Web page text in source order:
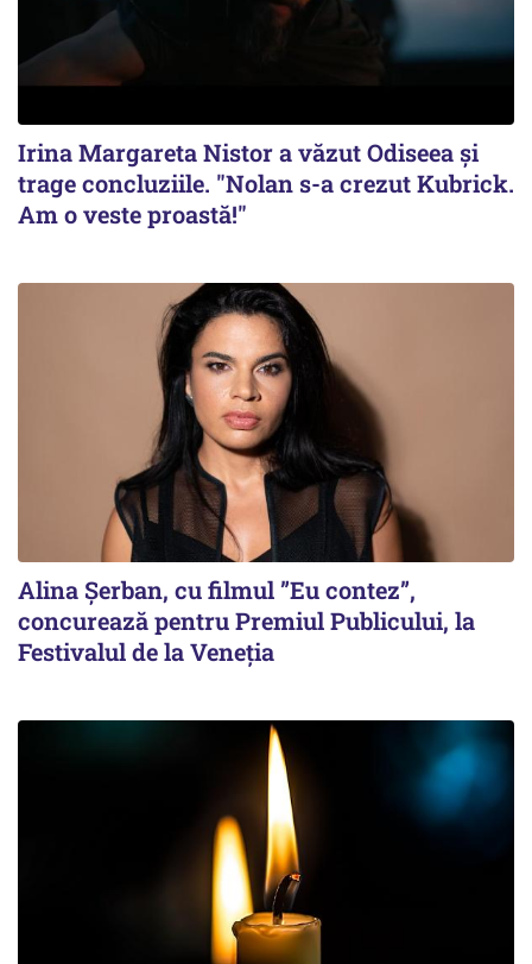
Irina Margareta Nistor a văzut Odiseea şi
trage concluziile. "Nolan s-a crezut Kubrick.
Am o veste proastă!"
Alina Șerban, cu filmul ”Eu contez”,
concurează pentru Premiul Publicului, la
Festivalul de la Veneția